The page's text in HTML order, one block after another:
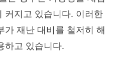
커지고 있습니다. 이러한
가 재난 대비를 철저히 해
하고 있습니다.